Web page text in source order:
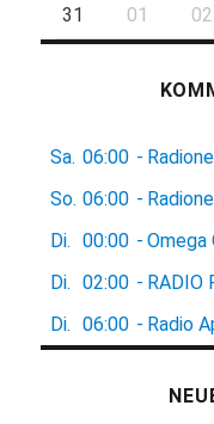
31 01 02
Sa. 06:00 -
So. 06:00 -
Di.
00:00 - Omega
Di.
02:00 - RADIO
Di.
06:00 - Radio